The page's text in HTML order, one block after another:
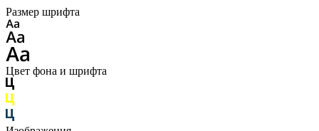
Размер шрифта
Цвет фона и шрифта